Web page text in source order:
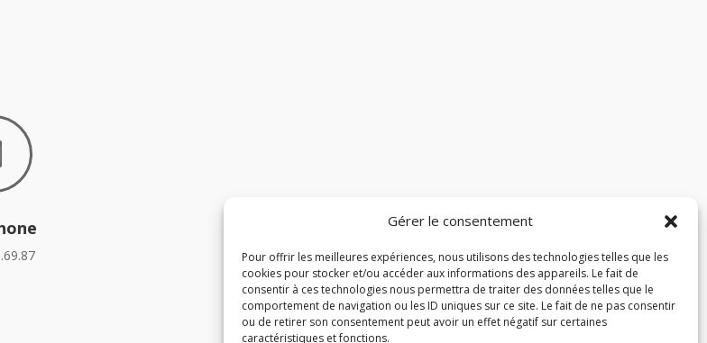
Gérer le consentement
Pour offrir les meilleures expériences, nous utilisons des technologies telles que les
cookies pour stocker et/ou accéder aux informations des appareils. Le fait de
consentir à ces technologies nous permettra de traiter des données telles que le
comportement de navigation ou les ID uniques sur ce site. Le fait de ne pas consentir
ou de retirer son consentement peut avoir un effet négatif sur certaines
caractéristiques et fonctions.